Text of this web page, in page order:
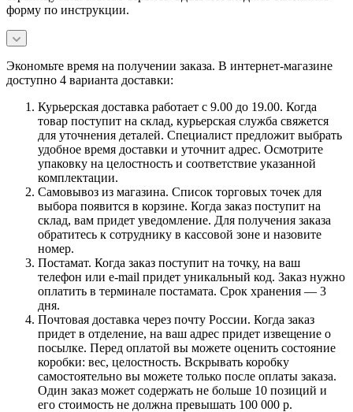
форму по инструкции.
Экономьте время на получении заказа. В интернет-магазине
доступно 4 варианта доставки:
Курьерская доставка работает с 9.00 до 19.00. Когда
товар поступит на склад, курьерская служба свяжется
для уточнения деталей. Специалист предложит выбрать
удобное время доставки и уточнит адрес. Осмотрите
упаковку на целостность и соответствие указанной
комплектации.
Самовывоз из магазина. Список торговых точек для
выбора появится в корзине. Когда заказ поступит на
склад, вам придет уведомление. Для получения заказа
обратитесь к сотруднику в кассовой зоне и назовите
номер.
Постамат. Когда заказ поступит на точку, на ваш
телефон или e-mail придет уникальный код. Заказ нужно
оплатить в терминале постамата. Срок хранения — 3
дня.
Почтовая доставка через почту России. Когда заказ
придет в отделение, на ваш адрес придет извещение о
посылке. Перед оплатой вы можете оценить состояние
коробки: вес, целостность. Вскрывать коробку
самостоятельно вы можете только после оплаты заказа.
Один заказ может содержать не больше 10 позиций и
его стоимость не должна превышать 100 000 р.